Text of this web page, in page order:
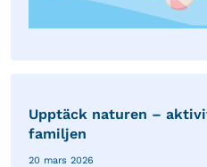
Upptäck naturen –
familjen
20 mars 2026